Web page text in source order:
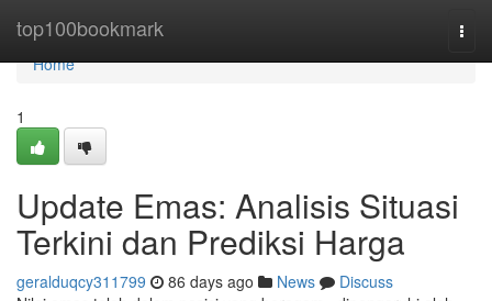
top100bookmark
Home
Home
1
Update Emas: Analisis Situasi
Terkini dan Prediksi Harga
geralduqcy311799 86 days ago News
Discuss